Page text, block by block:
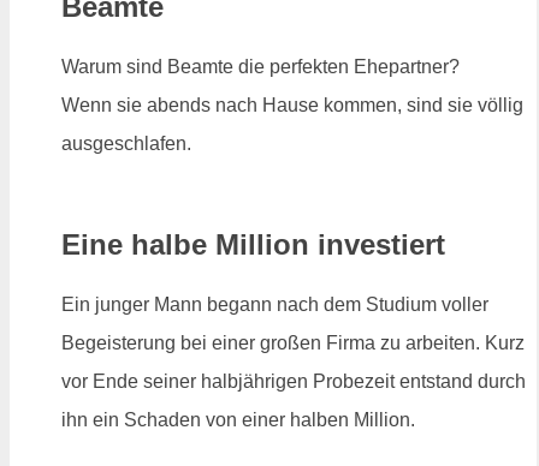
Beamte
Warum sind Beamte die perfekten Ehepartner?
Wenn sie abends nach Hause kommen, sind sie völlig
ausgeschlafen.
Eine halbe Million investiert
Ein junger Mann begann nach dem Studium voller
Begeisterung bei einer großen Firma zu arbeiten. Kurz
vor Ende seiner halbjährigen Probezeit entstand durch
ihn ein Schaden von einer halben Million.